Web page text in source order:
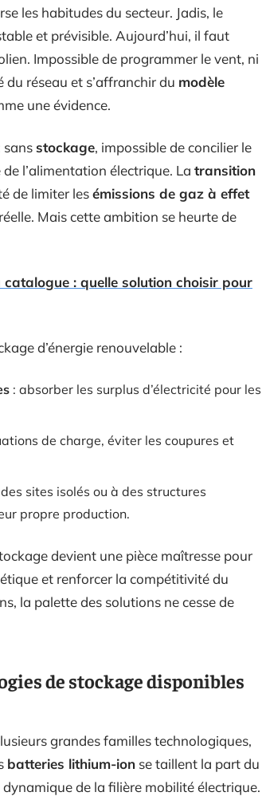
les habitudes du secteur. Jadis, le
et prévisible. Aujourd’hui, il faut
Impossible de programmer le vent, ni
réseau et s’affranchir du modèle
une évidence.
sansstockage, impossible de concilier le
l’alimentation électrique. La transition
de limiter lesémissions de gaz à effet
réelle. Mais cette ambition se heurte de
: quelle solution choisir pour
d’énergie renouvelable :
: absorber les surplus d’électricité pour les
de charge, éviter les coupures et
sites isolés ou à des structures
propre production.
devient une pièce maîtresse pour
et renforcer la compétitivité du
la palette des solutions ne cesse de
de stockage disponibles
grandes familles technologiques,
batteries lithium-ion se taillent la part du
de la filière mobilité électrique.